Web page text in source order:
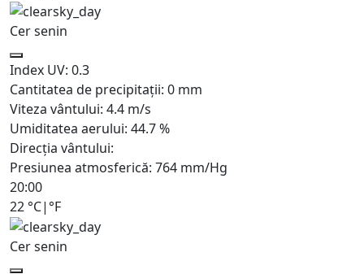
Cer senin
Index UV: 0.3
Cantitatea de precipitații: 0 mm
Viteza vântului: 4.4 m/s
Umiditatea aerului: 44.7%
Direcția vântului:
Presiunea atmosferică: 764 mm/Hg
20:00
22 °C| °F
Cer senin